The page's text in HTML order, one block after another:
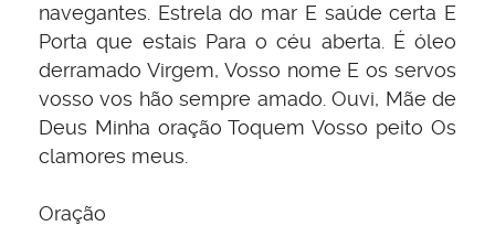
navegantes. Estrela do mar E saúde certa E
Porta que estais Para o céu aberta. É óleo
derramado Virgem, Vosso nome E os servos
vosso vos hão sempre amado. Ouvi, Mãe de
Deus Minha oração Toquem Vosso peito Os
clamores meus.
Oração